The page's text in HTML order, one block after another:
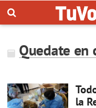
Quedate en
la